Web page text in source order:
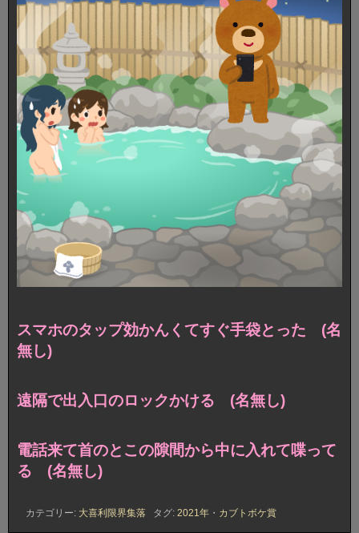
スマホのタップ効かんくてすぐ手袋とった (名
無し)
遠隔で出入口のロックかける (名無し)
電話来て首のとこの隙間から中に入れて喋って
る (名無し)
カテゴリー: 大喜利限界集落 タグ: 2021年 ・ カブトボケ賞